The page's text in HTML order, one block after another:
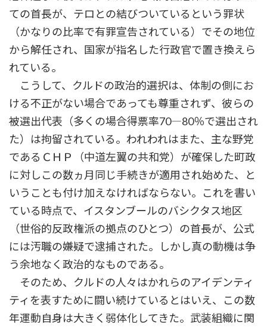
ての首長が、テロとの結びついているという罪状
（かなりの比率で有罪宣告されている）でその地位
から解任され、国家が指名した行政官で置き換えら
れている。
こうして、クルドの政治的選択は、体制の側にお
ける不正がない場合であっても尊重されず、彼らの
被選出代表（多くの場合得票率70―80％で選出され
た）は拘留されている。われわれはまた、主な野党
であるＣＨＰ（中道左翼の共和党）が確保した町政
に対しこの数ヵ月同じ手続きが適用され始めた、と
いうことも付け加えなければならない。これを書い
ている時点で、イスタンブールのバシクタス地区
（世俗的反政権派の拠点のひとつ）の首長が、公式
には汚職の嫌疑で逮捕された。しかし真の動機は争
う余地なく政治的なものである。
そのため、クルドの人々はかれらのアイデンティ
ティを表すために闘い続けているとはいえ、この数
年運動自身は大きく弱体化してきた。武装組織に関